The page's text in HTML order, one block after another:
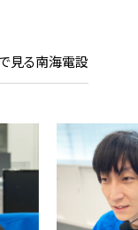
見る南海電設